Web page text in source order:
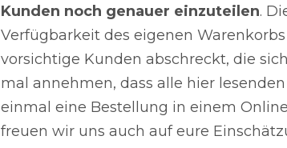
Kunden noch genauer einzuteilen.
Verfügbarkeit des eigenen
vorsichtige Kunden abschreckt, die
mal annehmen, dass alle hier
einmal eine Bestellung in einem
freuen wir uns auch auf eure